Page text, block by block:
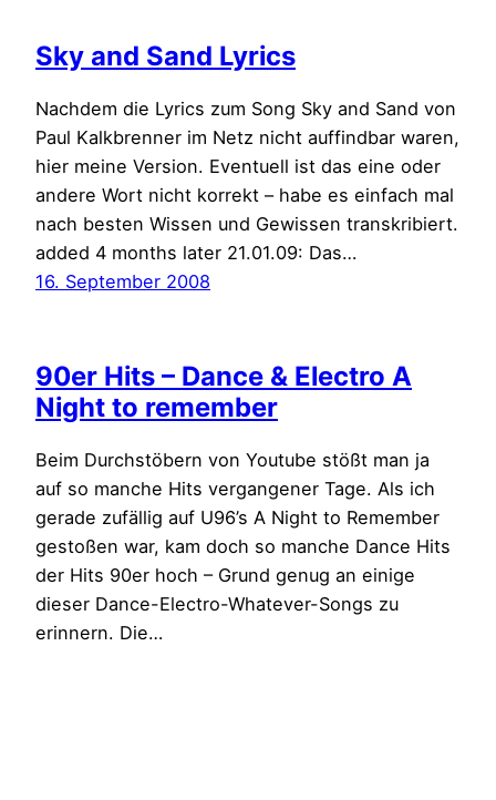
Sky and Sand Lyrics
Nachdem die Lyrics zum Song Sky and Sand von
Paul Kalkbrenner im Netz nicht auffindbar waren,
hier meine Version. Eventuell ist das eine oder
andere Wort nicht korrekt – habe es einfach mal
nach besten Wissen und Gewissen transkribiert.
added 4 months later 21.01.09: Das…
16. September 2008
90er Hits – Dance & Electro A
Night to remember
Beim Durchstöbern von Youtube stößt man ja
auf so manche Hits vergangener Tage. Als ich
gerade zufällig auf U96’s A Night to Remember
gestoßen war, kam doch so manche Dance Hits
der Hits 90er hoch – Grund genug an einige
dieser Dance-Electro-Whatever-Songs zu
erinnern. Die…